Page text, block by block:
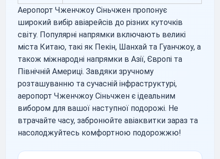
Аеропорт Чженчжоу Сіньчжен пропонує
широкий вибір авіарейсів до різних куточків
світу. Популярні напрямки включають великі
міста Китаю, такі як Пекін, Шанхай та Гуанчжоу, а
також міжнародні напрямки в Азії, Європі та
Північній Америці. Завдяки зручному
розташуванню та сучасній інфраструктурі,
аеропорт Чженчжоу Сіньчжен є ідеальним
вибором для вашої наступної подорожі. Не
втрачайте часу, забронюйте авіаквитки зараз та
насолоджуйтесь комфортною подорожжю!